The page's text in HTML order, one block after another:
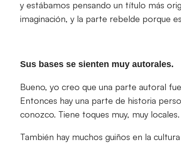
y estábamos pensando un título más
imaginación, y la parte rebelde porque
Sus bases se sienten muy autorales.
Bueno, yo creo que una parte autoral
Entonces hay una parte de historia
conozco. Tiene toques muy, muy locales.
También hay muchos guiños en la